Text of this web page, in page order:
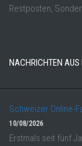
Restposten,
NACHRICHTEN AUS
Schweizer Online-
10/08/2026
Erstmals seit fünf